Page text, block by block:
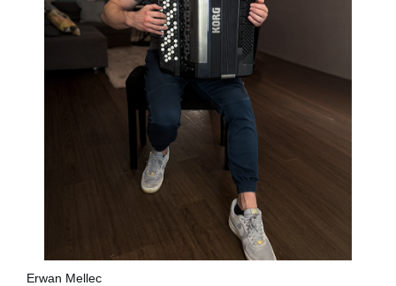
Erwan Mellec